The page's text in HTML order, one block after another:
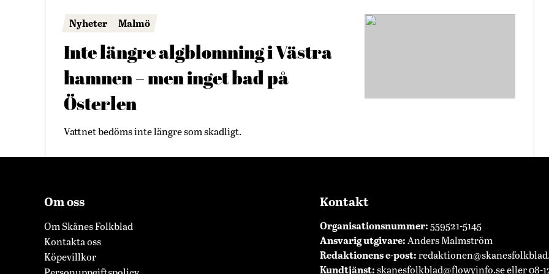
Nyheter Malmö
Inte längre algblomning i Västra
hamnen – men inget bad på
Österlen
Vattnet bedöms inte längre som skadligt.
Om oss
Om Skånes Folkblad
Kontakta oss
Köpevillkor
Kontakt
Organisationsnummer: 559521-5145
Ansvarig utgivare: Anders Malmström
Redaktionense-post:
Kundtjänst:skanesfolkblad@flowyinfo.seeller 08-